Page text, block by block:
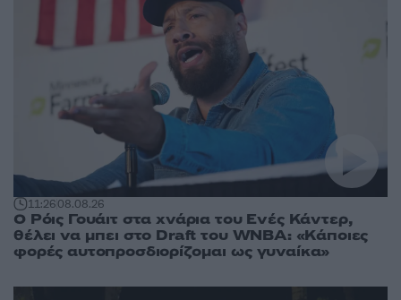
11:2608.08.26
Ο Ρόις Γουάιτ στα χνάρια του Ενές Κάντερ,
θέλει να μπει στο Draft του WNBA: «Κάποιες
φορές αυτοπροσδιορίζομαι ως γυναίκα»